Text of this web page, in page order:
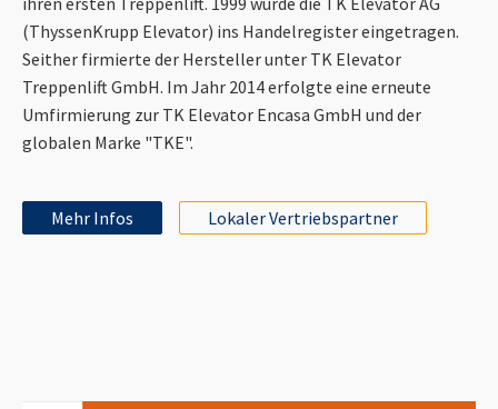
(ThyssenKrupp Elevator) ins Handelregister eingetragen.
Seither firmierte der Hersteller unter TK Elevator
Treppenlift GmbH. Im Jahr 2014 erfolgte eine erneute
Umfirmierung zur TK Elevator Encasa GmbH und der
globalen Marke "TKE".
Mehr Infos Lokaler Vertriebspartner